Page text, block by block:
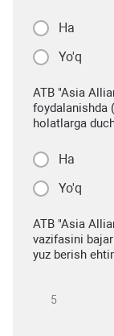
Ha
Yo'q
ATB "Asia
foydalanishda
holatlarga
Ha
Yo'q
ATB "Asia
vazifasini
yuz berish